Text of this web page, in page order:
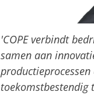
'COPE verbindt
samen aan
toekomstbestendig